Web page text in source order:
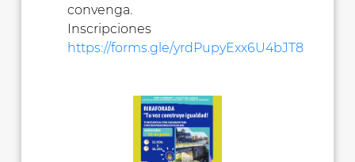
convenga.
Inscripciones
https://forms.gle/yrdPupyExx6U4bJT8